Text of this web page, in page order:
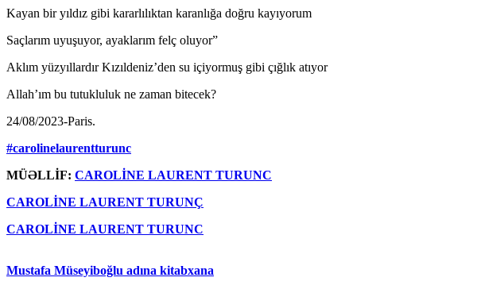
Kayan bir yıldız gibi kararlılıktan karanlığa doğru kayıyorum
Saçlarım uyuşuyor, ayaklarım felç oluyor”
Aklım yüzyıllardır Kızıldeniz’den su içiyormuş gibi çığlık atıyor
Allah’ım bu tutukluluk ne zaman bitecek?
24/08/2023-Paris.
#carolinelaurentturunc
MÜƏLLİF: CAROLİNE LAURENT TURUNC
CAROLİNE LAURENT TURUNÇ
CAROLİNE LAURENT TURUNC
Mustafa Müseyiboğlu adına kitabxana